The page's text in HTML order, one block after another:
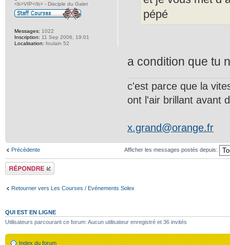
pépé
a condition que tu
c'est parce que la
ont l'air brillant avant
x.grand@orange.fr
<b>VIP</b> - Disciple du Galet
Messages: 1022
Inscription: 11 Sep 2006, 19:01
Localisation: foulain 52
Précédente Afficher les messages postés depuis:
Répondre
Retourner vers Les Courses / Evénements Solex
QUI EST EN LIGNE
Utilisateurs parcourant ce forum: Aucun utilisateur enregistré et 36 invités
Index du forum